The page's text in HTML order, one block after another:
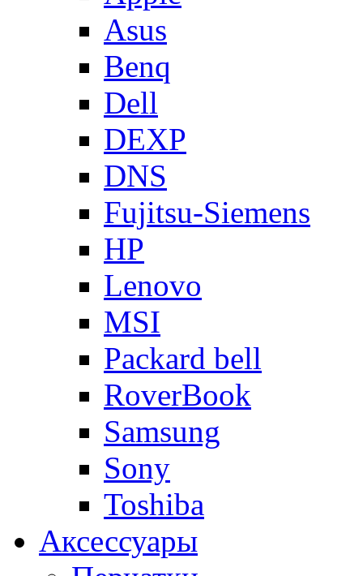
Asus
Benq
Dell
DEXP
DNS
Fujitsu-Siemens
HP
Lenovo
MSI
Packard bell
RoverBook
Samsung
Sony
Toshiba
Аксессуары